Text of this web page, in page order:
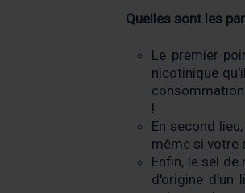
Quelles sont les
Le premier
nicotinique
!
En second
même si votre
Enfin, le sel
d'origine d'un